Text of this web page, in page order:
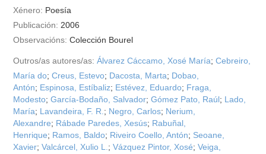
Xénero: Poesía
Publicación: 2006
Observacións: Colección Bourel
Outros/as autores/as: Álvarez Cáccamo, Xosé María;Cebreiro,
María do;Creus, Estevo; Dacosta, Marta; Dobao,
Antón; Espinosa, Estíbaliz; Estévez, Eduardo; Fraga,
Modesto;García-Bodaño, Salvador;Gómez Pato, Raúl; Lado,
María; Lavandeira, F. R. ; Negro, Carlos; Nerium,
Alexandre; Rábade Paredes, Xesús; Rabuñal,
Henrique; Ramos, Baldo; Riveiro Coello, Antón; Seoane,
Xavier;Valcárcel, Xulio L. ;Vázquez Pintor, Xosé;Veiga,